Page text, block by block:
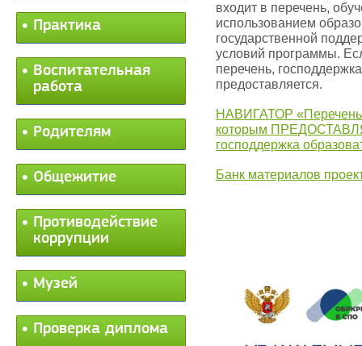
Практика
Воспитательная
работа
Родителям
Общежитие
Противодействие
коррупции
Музей
Проверка диплома
входит в перечень,
использованием
государственной
условий программы.
перечень,
предоставляется.
НАВИГАТОР «Перечень
которым
господдержка
Банк материалов